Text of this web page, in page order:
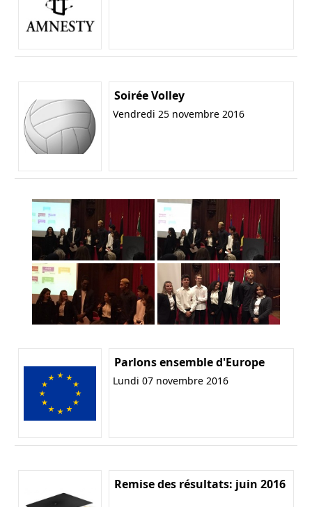
Soirée Volley
Vendredi 25 novembre 2016
Parlons ensemble d'Europe
Lundi 07 novembre 2016
Remise des résultats: juin 2016